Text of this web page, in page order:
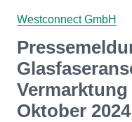
Westconnect GmbH
Oktober 2024